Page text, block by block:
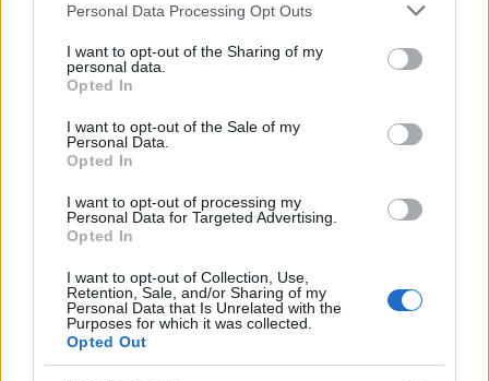
This information may also be disclosed by us to third parties
disclose it to other third parties.
Please note that this website/app uses one or more Google
services and may gather and store information including but
not limited to your visit or usage behaviour. You may click to
grant or deny consent to Google and its third-party tags to
consent section.
Personal Data Processing Opt Outs
I want to opt-out of the Sharing of my
personal data.
Opted In
I want to opt-out of the Sale of my
Personal Data.
Opted In
I want to opt-out of processing my
Personal Data for Targeted Advertising.
Opted In
I want to opt-out of Collection, Use,
Retention, Sale, and/or Sharing of my
Personal Data that Is Unrelated with the
Purposes for which it was collected.
Opted Out
Francia
Investieren24
News Hub UK
Lgbtq News